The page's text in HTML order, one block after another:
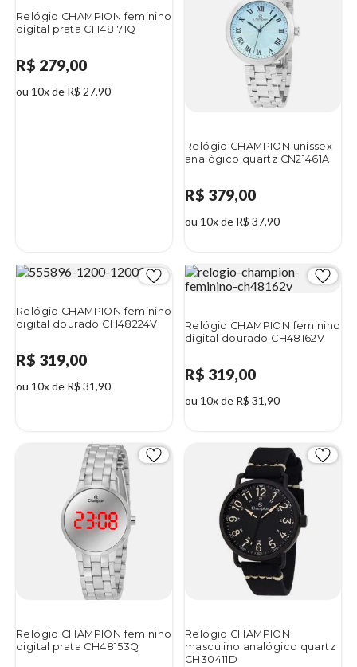
Relógio CHAMPION feminino
digital prata CH48171Q
R$ 279,00
ou 10x de R$ 27,90
Relógio CHAMPION unissex
analógico quartz CN21461A
R$ 379,00
ou 10x de R$ 37,90
Relógio CHAMPION feminino
digital dourado CH48224V
R$ 319,00
ou 10x de R$ 31,90
Relógio CHAMPION feminino
digital dourado CH48162V
R$ 319,00
ou 10x de R$ 31,90
Relógio CHAMPION feminino
digital prata CH48153Q
Relógio CHAMPION
masculino analógico quartz
CH30411D